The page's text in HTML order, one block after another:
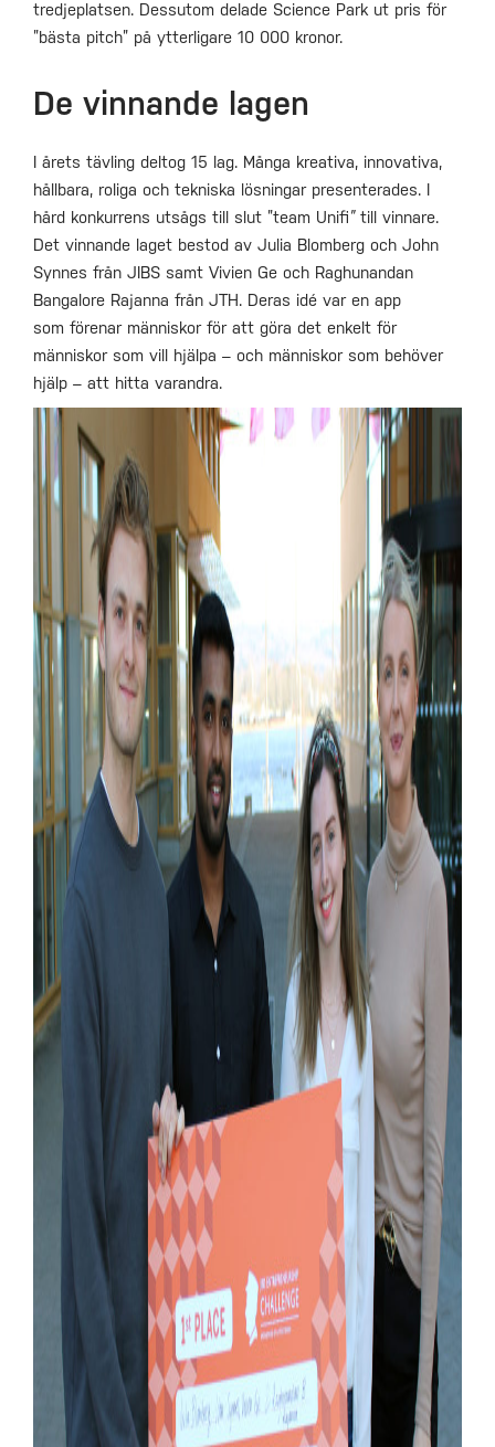
tredjeplatsen. Dessutom delade Science Park ut pris för
”bästa pitch” på ytterligare 10 000 kronor.
De vinnande lagen
I årets tävling deltog 15 lag. Många kreativa, innovativa,
hållbara, roliga och tekniska lösningar presenterades. I
hård konkurrens utsågs till slut ”team Unifi”till vinnare.
Det vinnande laget bestod av Julia Blomberg och John
Synnes från JIBS samt Vivien Ge och Raghunandan
Bangalore Rajanna från JTH. Deras idé var en app
som förenar människor för att göra det enkelt för
människor som vill hjälpa – och människor som behöver
hjälp – att hitta varandra.